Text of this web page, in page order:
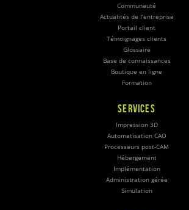
Communauté
Actualités de l’entreprise
Portail client
Témoignages clients
Glossaire
Base de connaissances
Boutique en ligne
Formation
SERVICES
Impression 3D
Automatisation CAO
Processeurs post-CAM
Hébergement
Implémentation
Administration gérée
Simulation